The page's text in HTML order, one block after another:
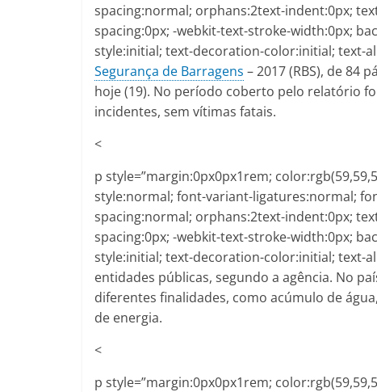
spacing:normal; orphans:2text-indent:0px;
spacing:0px; -webkit-text-stroke-width:0px;
style:initial; text-decoration-color:initial; text-
Segurança de Barragens – 2017 (RBS), de 84
hoje (19). No período coberto pelo relatório
incidentes, sem vítimas fatais.
<
p style=”margin:0px0px1rem;
style:normal; font-variant-ligatures:normal;
spacing:normal; orphans:2text-indent:0px;
spacing:0px; -webkit-text-stroke-width:0px;
style:initial; text-decoration-color:initial; text-
entidades públicas, segundo a agência. No
diferentes finalidades, como acúmulo de
de energia.
<
p style=”margin:0px0px1rem;